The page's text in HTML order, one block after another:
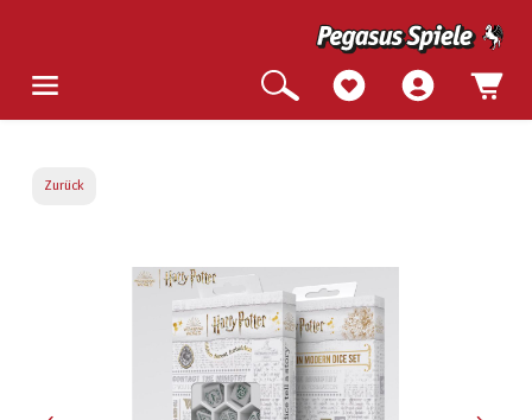
Zurück
Bildergalerie überspringen